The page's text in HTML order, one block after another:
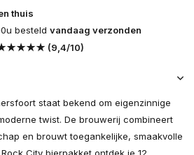
thuis
besteld vandaag verzonden
(9,4/10)
staat bekend om eigenzinnige
twist. De brouwerij combineert
en brouwt toegankelijke, smaakvolle